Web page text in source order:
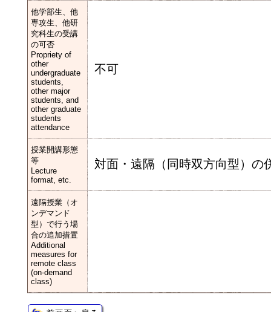
他学部生、他
専攻生、他研
究科生の受講
の可否
Propriety of
other
undergraduate
students,
other major
students, and
other graduate
students
attendance
不可
授業開講形態
等
Lecture
format, etc.
対面・遠隔（同時双方向型）の
遠隔授業（オ
ンデマンド
型）で行う場
合の追加措置
Additional
measures for
remote class
(on-demand
class)